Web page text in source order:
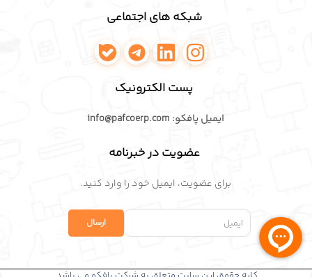
شبکه های اجتماعی
اینستاگرام پافکو
لینکدین پافکو
تلگرام پافکوواتساپ پافکو
پست الکترونیک
ایمیل پافکو: info@pafcoerp.com
عضویت در خبرنامه
برای عضویت، ایمیل خود را وارد کنید.